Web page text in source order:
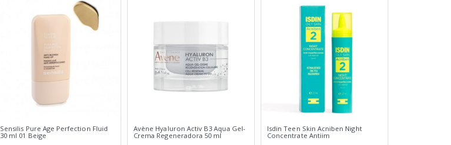
Sensilis Pure Age Perfection Fluid
30 ml 01 Beige
Avène Hyaluron Activ B3 Aqua Gel-
Crema Regeneradora 50 ml
Isdin Teen Skin Acniben Night
Concentrate Antiim